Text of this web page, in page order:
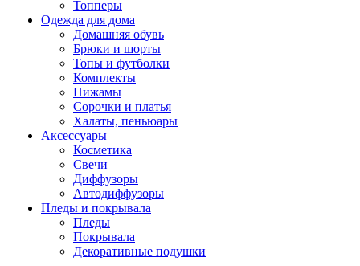
Топперы
Одежда для дома
Домашняя обувь
Брюки и шорты
Топы и футболки
Комплекты
Пижамы
Сорочки и платья
Халаты, пеньюары
Аксессуары
Косметика
Свечи
Диффузоры
Автодиффузоры
Пледы и покрывала
Пледы
Покрывала
Декоративные подушки